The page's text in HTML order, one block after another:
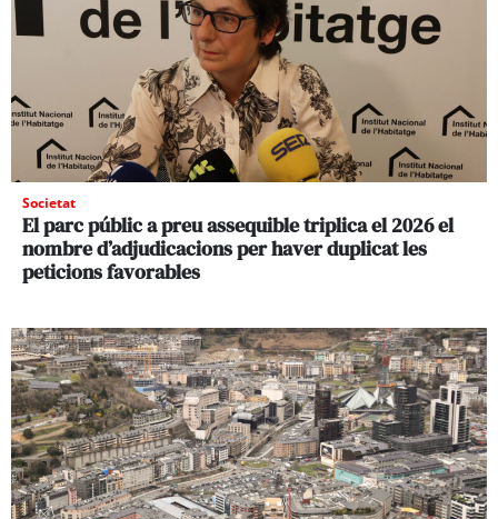
Societat
El parc públic a preu assequible triplica el 2026 el
nombre d’adjudicacions per haver duplicat les
peticions favorables